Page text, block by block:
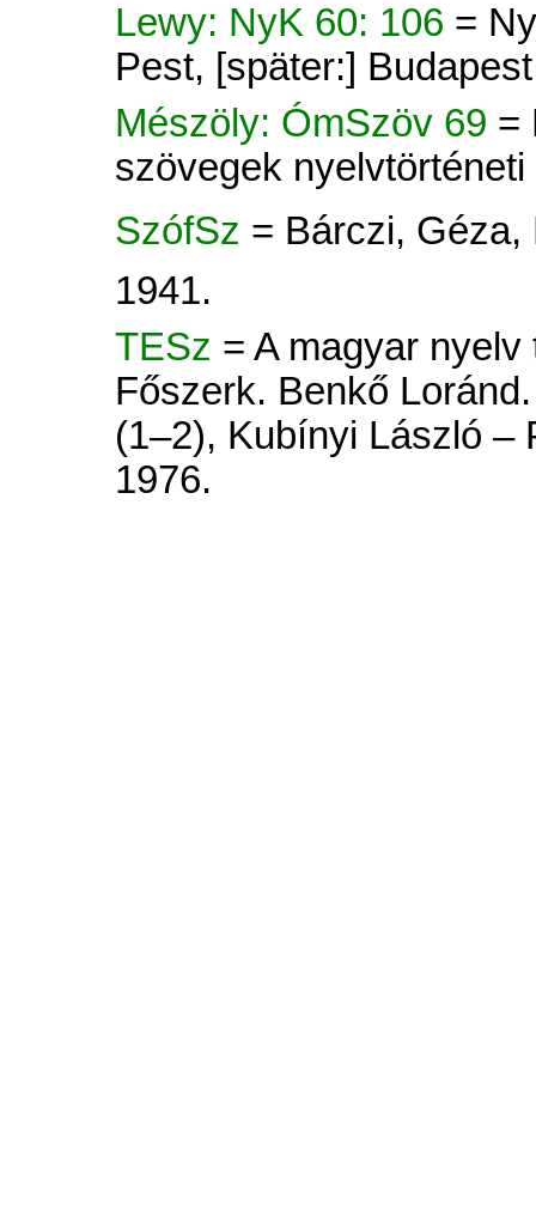
Lewy: NyK 60: 106 =
Pest, [später:]
Mészöly: ÓmSzöv 69 =
szövegek
SzófSz = Bárczi, Géza,
1941.
TESz = A magyar
Főszerk. Benkő
(1–2), Kubínyi László –
1976.